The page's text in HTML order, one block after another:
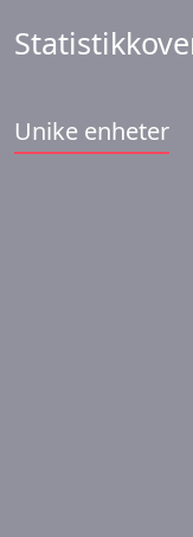
Unike enheter